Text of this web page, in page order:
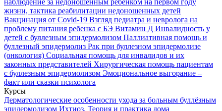
наблюдение за недоношенным ребенком на первом году
жизни, тактика реабилитации недоношенных детей
Вакцинация от Covid-19 Взгляд педиатра и невролога на
проблему питания ребенка с БЭ Витамин Д Инвалидность у
детей с буллезным эпидермолизом Паллиативная помощь и
буллезный эпидермолиз Рак при буллезном эпидермолизе
(онкология) Социальная помощь для инвалидов и их
законных представителей Хирургическая помощь пациентам
с буллезным эпидермолизом Эмоциональное выгорание –
факт или сказки психолога
Курсы
Дерматологические особенности ухода за больным буллёзным
эпидермолизом Ихтиоз. Теория и практика дома